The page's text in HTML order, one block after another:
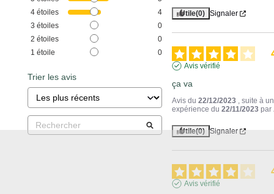
4 étoiles
4
3 étoiles
0
2 étoiles
0
1 étoile 0
Trier les avis
Utile(0) Signaler
Avis vérifié
ça va
Avis du22/12/2023 , suite à
expérience du22/11/2023 par
Utile(0) Signaler
Avis vérifié